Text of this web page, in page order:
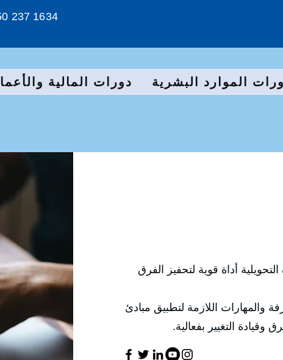
237 1634
الموارد البشرية دورات المالية
أداة قوية لتحفيز الفرق
والمهارات اللازمة لتطبيق مبادئ
وقيادة التغيير بفعالية.